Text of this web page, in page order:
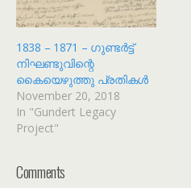
1838 – 1871 – ഗുണ്ടർട്ട്
നിഘണ്ടുവിന്റെ
കൈയെഴുത്തു പ്രതികൾ
November 20, 2018
In "Gundert Legacy
Project"
Comments